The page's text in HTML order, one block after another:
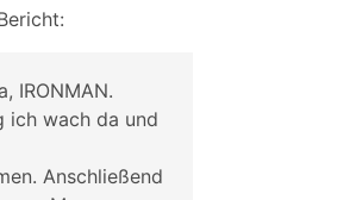
IRONMAN.
ich wach da und
Anschließend